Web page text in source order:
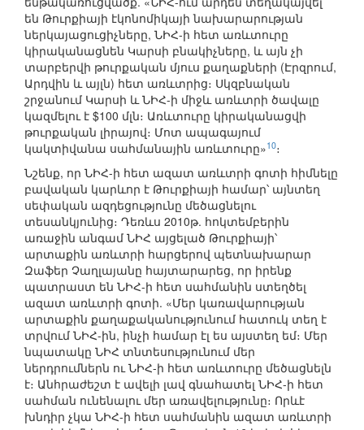
են Թուրքիայի էկոնոմիկայի նախարարության
ներկայացուցիչները, ՆԻՀ-ի հետ առևտուրը
կիրականացնեն Կարսի բնակիչները, և այն չի
տարբերվի թուրքական մյուս քաղաքների (Էրզրում,
Արդվին և այլն) հետ առևտրից։ Սկզբնական
շրջանում Կարսի և ՆԻՀ-ի միջև առևտրի ծավալը
կազմելու է $100 մլն։ Առևտուրը կիրականացվի
թուրքական լիրայով։ Մոտ ապագայում
կակտիվանա սահմանային առևտուրը»10։
Նշենք, որ ՆԻՀ-ի հետ ազատ առևտրի գոտի հիմնելը
բավական կարևոր է Թուրքիայի համար՝ այնտեղ
սեփական ազդեցությունը մեծացնելու
տեսանկյունից։ Դեռևս 2010թ. հոկտեմբերին
առաջին անգամ ՆԻՀ այցելած Թուրքիայի՝
արտաքին առևտրի հարցերով պետնախարար
Զաֆեր Չաղլայանը հայտարարեց, որ իրենք
պատրաստ են ՆԻՀ-ի հետ սահմանին ստեղծել
ազատ առևտրի գոտի. «Մեր կառավարության
արտաքին քաղաքականությունում հատուկ տեղ է
տրվում ՆԻՀ-ին, ինչի համար էլ ես այստեղ եմ։ Մեր
նպատակը ՆԻՀ տնտեսությունում մեր
ներդրումներն ու ՆԻՀ-ի հետ առևտուրը մեծացնելն
է։ Անհրաժեշտ է ավելի լավ գնահատել ՆԻՀ-ի հետ
սահման ունենալու մեր առավելությունը։ Որևէ
խնդիր չկա ՆԻՀ-ի հետ սահմանին ազատ առևտրի